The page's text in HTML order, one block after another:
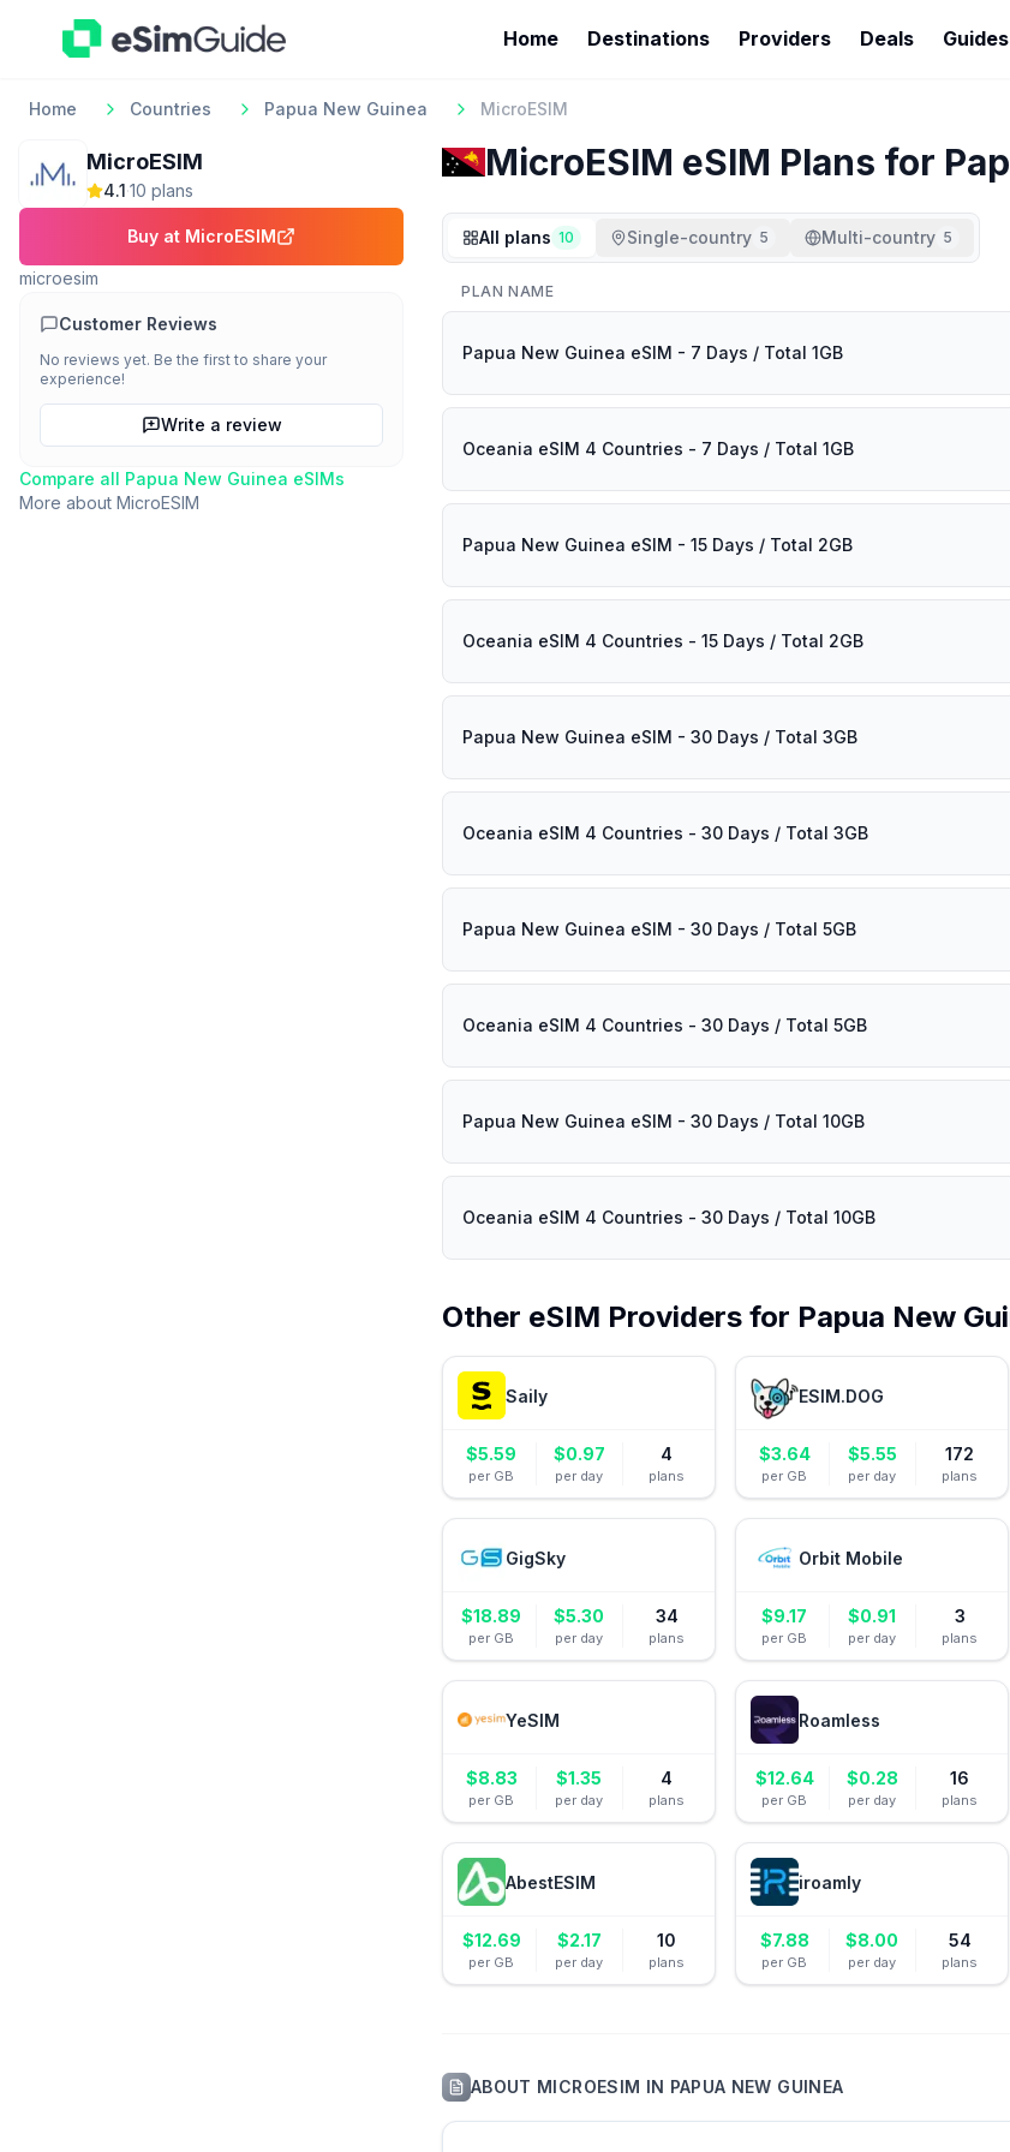
Home Destinations Providers Deals Guides
Home Countries Papua New Guinea MicroESIM
MicroESIM
4.1·10 plans
Buy at MicroESIM
microesim
Customer Reviews
No reviews yet. Be the first to share your
experience!
Write a review
Compare all Papua New Guinea eSIMs
More about MicroESIM
MicroESIM eSIM Plans for
All plans 10 Single-country 5 Multi-country 5
PLAN NAME
Papua New Guinea eSIM - 7 Days / Total 1GB
Oceania eSIM 4 Countries - 7 Days / Total 1GB
Papua New Guinea eSIM - 15 Days / Total 2GB
Oceania eSIM 4 Countries - 15 Days / Total 2GB
Papua New Guinea eSIM - 30 Days / Total 3GB
Oceania eSIM 4 Countries - 30 Days / Total 3GB
Papua New Guinea eSIM - 30 Days / Total 5GB
Oceania eSIM 4 Countries - 30 Days / Total 5GB
Papua New Guinea eSIM - 30 Days / Total 10GB
Oceania eSIM 4 Countries - 30 Days / Total 10GB
Other eSIM Providers for Papua New
Saily
$5.59
per GB
$0.97
per day
4
plans
ESIM.DOG
$3.64
per GB
$5.55
per day
172
plans
GigSky
$18.89
per GB
$5.30
per day
34
plans
Orbit Mobile
$9.17
per GB
$0.91
per day
3
plans
YeSIM
$8.83
per GB
$1.35
per day
4
plans
Roamless
$12.64
per GB
$0.28
per day
16
plans
AbestESIM
$12.69
per GB
$2.17
per day
10
plans
iroamly
$7.88
per GB
$8.00
per day
54
plans
ABOUT MICROESIM IN PAPUA NEW GUINEA